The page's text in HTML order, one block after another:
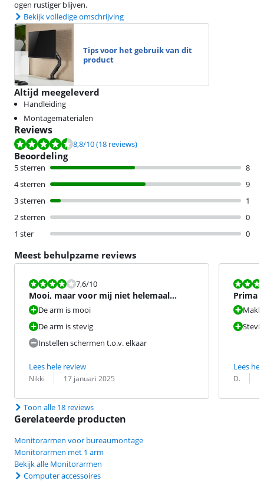
ogen rustiger blijven.
Bekijk volledige omschrijving
Tips voor het gebruik van dit
product
Altijd meegeleverd
Handleiding
Montagematerialen
Reviews
Beoordeling is 8,8 van de 10, gebaseerd op 18 reviews.
8,8/10(18 reviews)
Beoordeling
5 sterren
8
4 sterren
9
3 sterren
1
2 sterren
0
1 ster
0
Meest behulpzame reviews
Beoordeling is 7,6 van de 10.
7,6/10
Mooi, maar voor mij niet helemaal
passend
De arm is mooi
De arm is stevig
Instellen schermen t.o.v. elkaar
Lees hele review
Beoordeling door:
Nikki
Datum: 17 januari 2025
Prima
Stevig
Lees
D.
Datum:
Toon alle 18 reviews
Gerelateerde producten
Monitorarmen voor bureaumontage
Monitorarmen met 1 arm
Bekijk alle Monitorarmen
Computer accessoires